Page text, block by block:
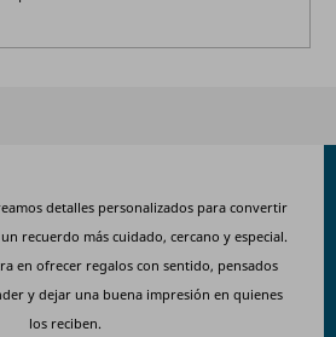
detalles personalizados para convertir
recuerdo más cuidado, cercano y especial.
en ofrecer regalos con sentido, pensados
y dejar una buena impresión en quienes
los reciben.